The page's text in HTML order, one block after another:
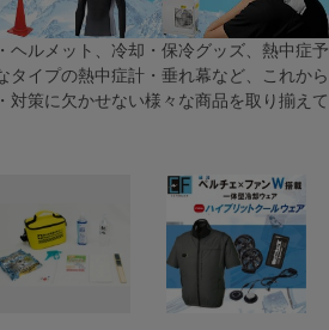
ヘルメット、冷却・保冷グッズ、熱中症予
タイプの熱中症計・垂れ幕など、これから
対策に欠かせない様々な商品を取り揃えて